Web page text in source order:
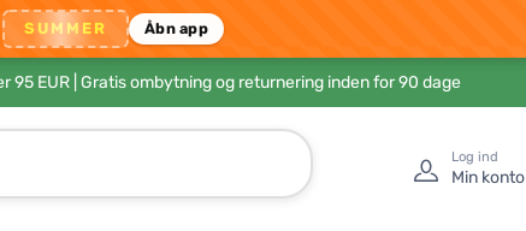
SUMMER Åbn app
95 EUR | Gratis ombytning og returnering inden for 90 dage
Log ind
Min konto